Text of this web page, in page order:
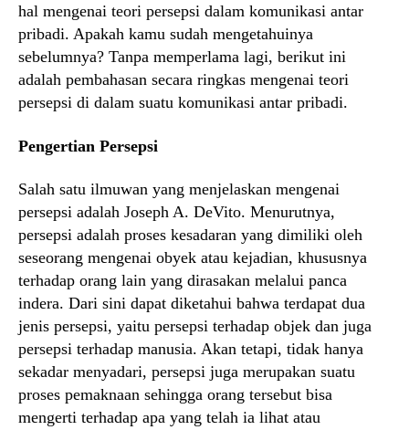
hal mengenai teori persepsi dalam komunikasi antar
pribadi. Apakah kamu sudah mengetahuinya
sebelumnya? Tanpa memperlama lagi, berikut ini
adalah pembahasan secara ringkas mengenai teori
persepsi di dalam suatu komunikasi antar pribadi.
Pengertian Persepsi
Salah satu ilmuwan yang menjelaskan mengenai
persepsi adalah Joseph A. DeVito. Menurutnya,
persepsi adalah proses kesadaran yang dimiliki oleh
seseorang mengenai obyek atau kejadian, khususnya
terhadap orang lain yang dirasakan melalui panca
indera. Dari sini dapat diketahui bahwa terdapat dua
jenis persepsi, yaitu persepsi terhadap objek dan juga
persepsi terhadap manusia. Akan tetapi, tidak hanya
sekadar menyadari, persepsi juga merupakan suatu
proses pemaknaan sehingga orang tersebut bisa
mengerti terhadap apa yang telah ia lihat atau